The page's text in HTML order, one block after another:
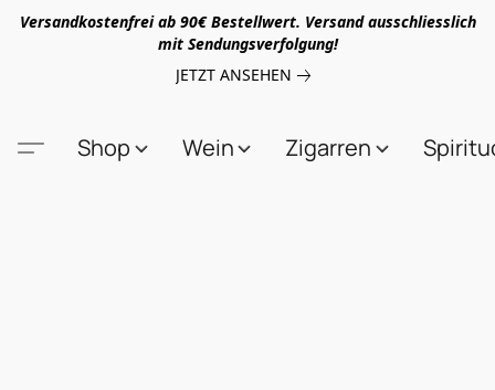
Versandkostenfrei ab 90€ Bestellwert. Versand ausschliesslich
mit Sendungsverfolgung!
JETZT ANSEHEN
Shop Wein Zigarren